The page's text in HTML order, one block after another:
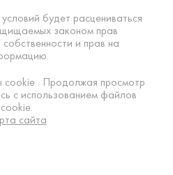
будет расцениваться
законом прав
и прав на
cookie . Продолжая просмотр
с использованием файлов
cookie.
сайта